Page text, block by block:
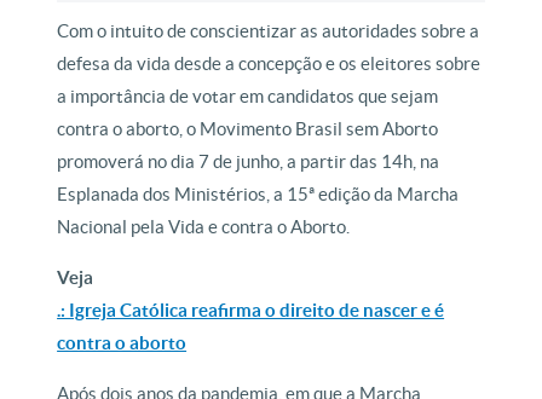
Com o intuito de conscientizar as autoridades sobre a
defesa da vida desde a concepção e os eleitores sobre
a importância de votar em candidatos que sejam
contra o aborto, o Movimento Brasil sem Aborto
promoverá no dia 7 de junho, a partir das 14h, na
Esplanada dos Ministérios, a 15ª edição da Marcha
Nacional pela Vida e contra o Aborto.
Veja
.: Igreja Católica reafirma o direito de nascer e é
contra o aborto
Após dois anos da pandemia, em que a Marcha